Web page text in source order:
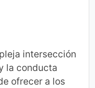
intersección
la conducta
ofrecer a los